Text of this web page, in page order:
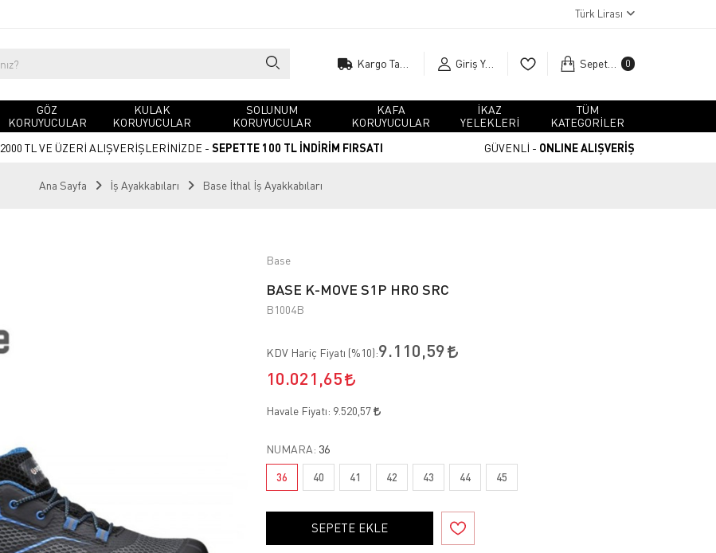
Türk Lirası
Giriş Yap Sepetim 0
GÖZ
KORUYUCULAR
KULAK
KORUYUCULAR
SOLUNUM
KORUYUCULAR
KAFA
KORUYUCULAR
İKAZ
YELEKLERİ
TÜM
KATEGORİLER
2000 TL VE ÜZERİ ALIŞVERİŞLERİNİZDE - SEPETTE 100 TL İNDİRİM FIRSATI GÜVENLİ - ONLINE ALIŞVERİŞ
Ana Sayfa İş Ayakkabıları Base İthal İş Ayakkabıları
Base
BASE K-MOVE S1P HRO SRC
B1004B
KDV Hariç Fiyatı (%10):9.110,59
10.021,65
Havale Fiyatı: 9.520,57
NUMARA: 36
36 40 41 42 43 44 45
SEPETE EKLE